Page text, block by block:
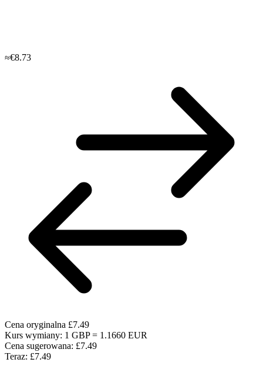
≈€8.73
Cena oryginalna £7.49
Kurs wymiany: 1 GBP = 1.1660 EUR
Cena sugerowana: £7.49
Teraz: £7.49